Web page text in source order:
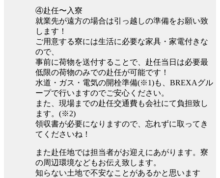
④赴任〜入寮
就業先が遠方の場合は引っ越しの準備をお願い致
します！
ご用意する寮には生活に必要な家具・家電付きな
ので、
事前に荷物を送付することで、赴任当日は必要最
低限の荷物のみでの赴任が可能です！
水道・ガス・電気の開栓準備(※1)も、BREXAグル
ープで行いますのでご安心ください。
また、現場までの赴任交通費も会社にて負担致し
ます。(※2)
領収書が必要になりますので、忘れずに取ってき
てくださいね！
また赴任地では担当者がお迎えにあがります。寮
の周辺環境などもお伝え致します。
知らない土地で不安なことがあるかと思います